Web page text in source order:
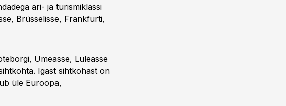
äri- ja turismiklassi
Brüsselisse, Frankfurti,
Umeasse, Luleasse
Igast sihtkohast on
üle Euroopa,